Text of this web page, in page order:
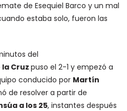
de Esequiel Barco y un mal
estaba solo, fueron las
del
la Cruzpuso el 2-1 y empezó a
conducido por Martín
de resolver a partir de
a los 25, instantes después